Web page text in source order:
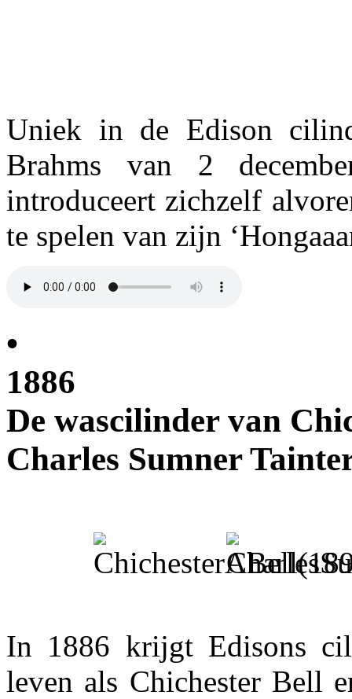
Uniek in de Edison
Brahms van 2
introduceert zichzelf
te spelen van zijn
•
1886
De wascilinder van
Charles Sumner
In 1886 krijgt Edisons
leven als Chichester Bell